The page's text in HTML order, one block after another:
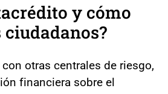
y cómo
otras centrales de riesgo,
financiera sobre el